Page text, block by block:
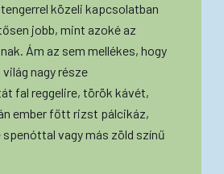
közeli kapcsolatban
jobb, mint azoké az
Ám az sem mellékes, hogy
nagy része
fal reggelire, török kávét,
ember főtt rizst pálcikáz,
vagy más zöld színű